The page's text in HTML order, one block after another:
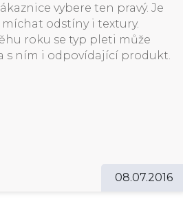
vybere ten pravý. Je
míchat odstíny i textury.
roku se typ pleti může
s ním i odpovídající produkt.
08.07.2016